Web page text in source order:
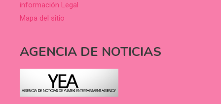
información Legal
Mapa del sitio
AGENCIA DE NOTICIAS